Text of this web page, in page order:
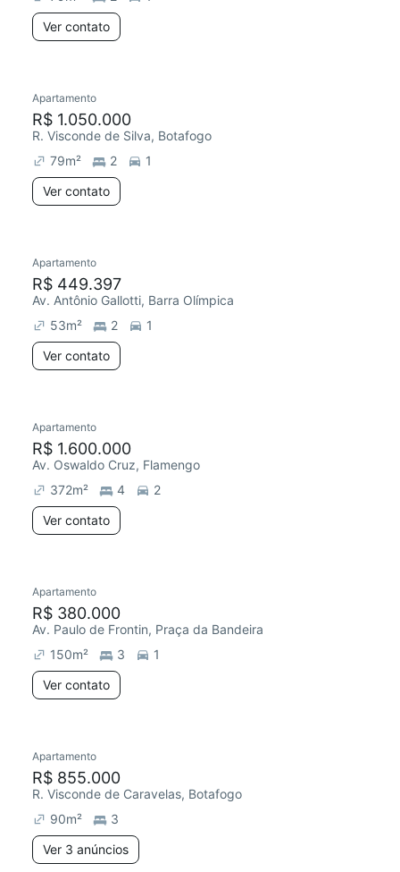
Ver contato
Apartamento
R$ 1.050.000
R. Visconde de Silva, Botafogo
79m² 2
1
Ver contato
Apartamento
R$ 449.397
Av. Antônio Gallotti, Barra Olímpica
53m² 2
1
Ver contato
Apartamento
R$ 1.600.000
Av. Oswaldo Cruz, Flamengo
372m² 4
2
Ver contato
Apartamento
R$ 380.000
Av. Paulo de Frontin, Praça da Bandeira
150m² 3
1
Ver contato
Apartamento
R$ 855.000
R. Visconde de Caravelas, Botafogo
90m²
3
Ver 3 anúncios